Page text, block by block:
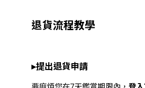
退貨流程教學
▸提出退貨申請